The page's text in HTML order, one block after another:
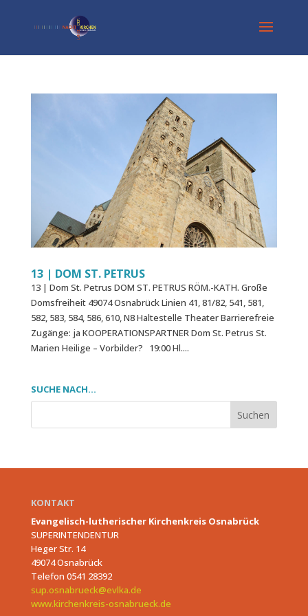
13 | DOM ST. PETRUS
13 | Dom St. Petrus DOM ST. PETRUS RÖM.-KATH. Große
Domsfreiheit 49074 Osnabrück Linien 41, 81/82, 541, 581,
582, 583, 584, 586, 610, N8 Haltestelle Theater Barrierefreie
Zugänge: ja KOOPERATIONSPARTNER Dom St. Petrus St.
Marien Heilige – Vorbilder? 19:00 Hl....
SUCHE NACH…
KONTAKT
Evangelisch-lutherischer Kirchenkreis Osnabrück
SUPERINTENDENTUR
Heger Str. 14
49074 Osnabrück
Telefon 0541 28392
sup.osnabrueck@evlka.de
www.kirchenkreis-osnabrueck.de